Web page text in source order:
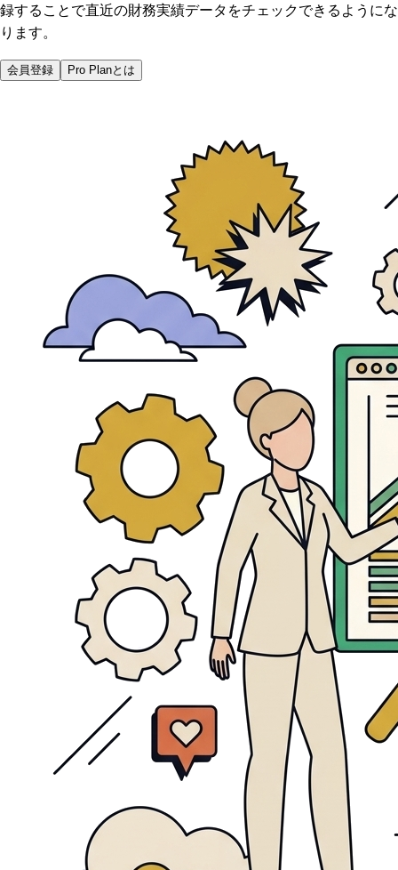
録することで直近の財務実績データをチェックできるようにな
ります。
会員登録 Pro Planとは